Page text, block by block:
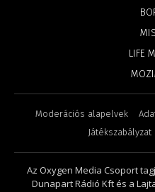
LIFE
Moderációs alapelvek
Játékszabályzat
Az Oxygen Media Csoport
Dunapart Rádió Kft és a